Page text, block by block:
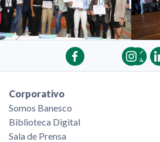
Corporativo
Somos Banesco
Biblioteca Digital
Sala de Prensa